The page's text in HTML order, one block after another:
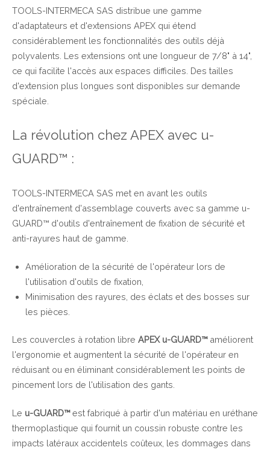
TOOLS-INTERMECA SAS distribue une gamme
d'adaptateurs et d'extensions APEX qui étend
considérablement les fonctionnalités des outils déjà
polyvalents. Les extensions ont une longueur de 7/8" à 14",
ce qui facilite l'accès aux espaces difficiles. Des tailles
d'extension plus longues sont disponibles sur demande
spéciale.
La révolution chez APEX avec u-
GUARD™ :
TOOLS-INTERMECA SAS met en avant les outils
d'entraînement d'assemblage couverts avec sa gamme u-
GUARD™ d'outils d'entraînement de fixation de sécurité et
anti-rayures haut de gamme.
Amélioration de la sécurité de l'opérateur lors de
l'utilisation d'outils de fixation,
Minimisation des rayures, des éclats et des bosses sur
les pièces.
Les couvercles à rotation libre APEX u-GUARD™améliorent
l'ergonomie et augmentent la sécurité de l'opérateur en
réduisant ou en éliminant considérablement les points de
pincement lors de l'utilisation des gants.
Le u-GUARD™est fabriqué à partir d'un matériau en uréthane
thermoplastique qui fournit un coussin robuste contre les
impacts latéraux accidentels coûteux, les dommages dans